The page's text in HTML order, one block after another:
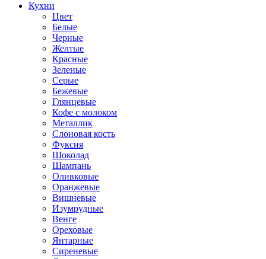
Кухни
Цвет
Белые
Черные
Желтые
Красные
Зеленые
Серые
Бежевые
Глянцевые
Кофе с молоком
Металлик
Слоновая кость
Фуксия
Шоколад
Шампань
Оливковые
Оранжевые
Вишневые
Изумрудные
Венге
Ореховые
Янтарные
Сиреневые